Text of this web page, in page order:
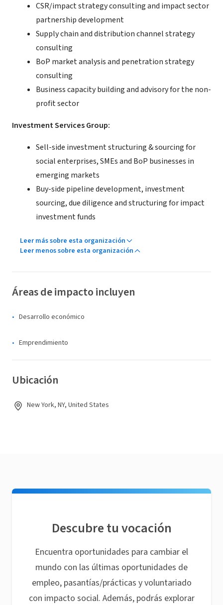
CSR/impact strategy consulting and impact sector
partnership development
Supply chain and distribution channel strategy
consulting
BoP market analysis and penetration strategy
consulting
Business capacity building and advisory for the non-
profit sector
Investment Services Group:
Sell-side investment structuring & sourcing for
social enterprises, SMEs and BoP businesses in
emerging markets
Buy-side pipeline development, investment
sourcing, due diligence and structuring for impact
investment funds
Leer más sobre esta organización
Leer menos sobre esta organización
Áreas de impacto incluyen
Desarrollo económico
Emprendimiento
Ubicación
New York, NY, United States
Descubre tu vocación
Encuentra oportunidades para cambiar el
mundo con las últimas oportunidades de
empleo, pasantías/prácticas y voluntariado
con impacto social. Además, podrás explorar